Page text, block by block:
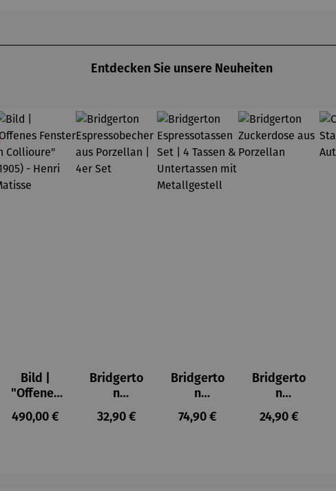
Entdecken Sie unsere Neuheiten
Bild |
"Offenes
Fenster in
Collioure"
Regulärer Preis:
490,00 €
Bridgerto
n
Espresso
becher
Regulärer Preis:
32,90 €
Bridgerto
n
Espressot
assen Set
Regulärer Preis:
74,90 €
Bridgerto
n
Zuckerdo
se aus
Regulärer
24,90 €